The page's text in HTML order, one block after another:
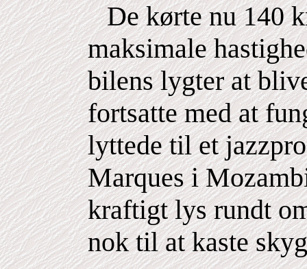
De kørte nu 140
maksimale
bilens lygter at
fortsatte med at
lyttede til et
Marques i
kraftigt lys rundt
nok til at kaste